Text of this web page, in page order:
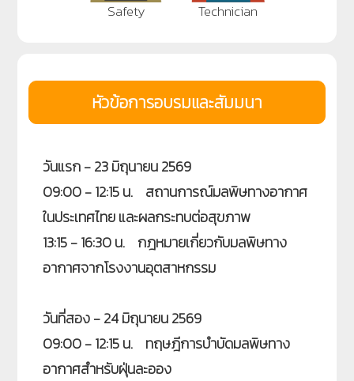
Safety Technician
หัวข้อการอบรมและสัมมนา
วันแรก - 23 มิถุนายน 2569
09:00 - 12:15 น. สถานการณ์มลพิษทางอากาศ
ในประเทศไทย และผลกระทบต่อสุขภาพ
13:15 - 16:30 น. กฎหมายเกี่ยวกับมลพิษทาง
อากาศจากโรงงานอุตสาหกรรม
วันที่สอง- 24 มิถุนายน 2569
09:00 - 12:15 น. ทฤษฎีการบำบัดมลพิษทาง
อากาศสำหรับฝุ่นละออง